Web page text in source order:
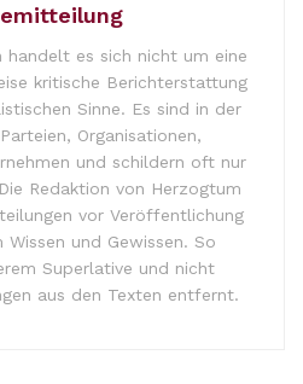
handelt es sich nicht um eine
kritische Berichterstattung
Sinne. Es sind in der
Organisationen,
und schildern oft nur
Redaktion von Herzogtum
vor Veröffentlichung
und Gewissen. So
Superlative und nicht
aus den Texten entfernt.